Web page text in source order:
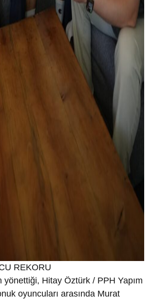
REKORU
yönettiği, Hitay Öztürk / PPH Yapım
oyuncuları arasında Murat